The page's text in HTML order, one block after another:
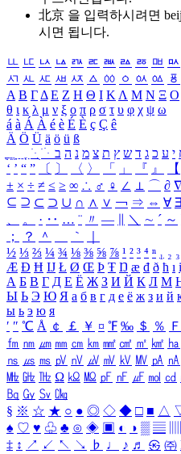
北京 을 입력하시려면
시면 됩니다.
ㅥ ㅦ ㅧ ㅨ ㅩ ㅪ ㅫ ㅬ ㅭ ㅮ ㅯ
ㅺ ㅻ ㅼ ㅽ ㅾ ㅿ ㆀ ㆁ ㆂ ㆃ ㆄ
Α Β ΓΔ Ε Ζ Η Θ Ι ΚΛ Μ Ν Ξ Ο
θ ι κ λ μ ν ξ ο π ρ σ τ υ φ χ ψ ω
á à Á À é è É È ç Ç ê
Ä Ö Ü ä ö ü ß
ִֶֹ ֻּ ׁׂ י ע כ ג ד ש ץ ת צ מ נ ה ב
‘ ’ “ ” 〔 〕 〈 〉 「 」 『 』 【
± × ÷ ≠ ≤ ≥ ∞ ∴ ♂ ♀ ∠ ⊥ ⌒ ∂ ∇
⊆ ⊇ ⊂ ⊃ ∪ ∩ ∧ ∨ ￢ ⇒ ⇔ ∀ ∃
、
。 · ‥ … ¨ 〃 ― ＼ ∼ ´ ～
；
？ ＾ ｀
½ ⅓ ⅔ ¼ ¾ ⅛ ⅜ ⅝ ⅞ ¹ ² ³ ⁴ ⁿ ₁ ₂ ₃
Æ Ð Ħ Ĳ Ł Ø Œ Þ Ŧ Ŋ æ đ ð ħ ı
А Б В Г Д Е Ё Ж З И Й К Л М
Ы Ь Э Ю Я а б в г д е ё ж з и й
ы ь э ю я
′ ″ ℃ Å ￠ ￡ ￥ ¤ ℉ ‰ ＄ ％ Ｆ
㎙ ㎚ ㎛ ㎜ ㎝ ㎞ ㎟ ㎠ ㎡ ㎢ ㏊
㎱ ㎲ ㎳ ㎴ ㎵ ㎶ ㎷ ㎸ ㎹ ㎀ ㎁
㎒ ㎓ ㎔ Ω ㏀ ㏁ ㎊ ㎋ ㎌ ㏖ ㏅
㏃ ㏉ ㏜ ㏆
§ ※ ☆ ★ ○ ● ◎ ◇ ◆ □ ■ △
♠ ♡ ♥ ♧ ♣ ⊙ ◈ ▣ ◐ ◑ ▒ ▤
‡ ↕ ↗ ↙ ↖ ↘ ♭ ♩ ♪ ♬ ㉿ ㈜